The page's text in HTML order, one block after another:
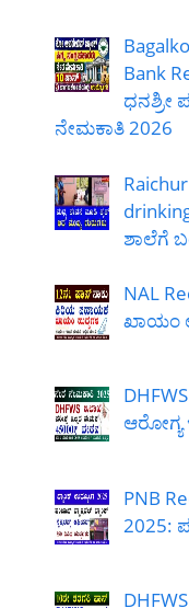
Bank
ಧನಶ್ರೀ
ನೇಮಕಾತಿ 2026
ಶಾಲೆಗೆ
NAL
ಖಾಯಂ
ಆರೋಗ್ಯ
PNB
2025: